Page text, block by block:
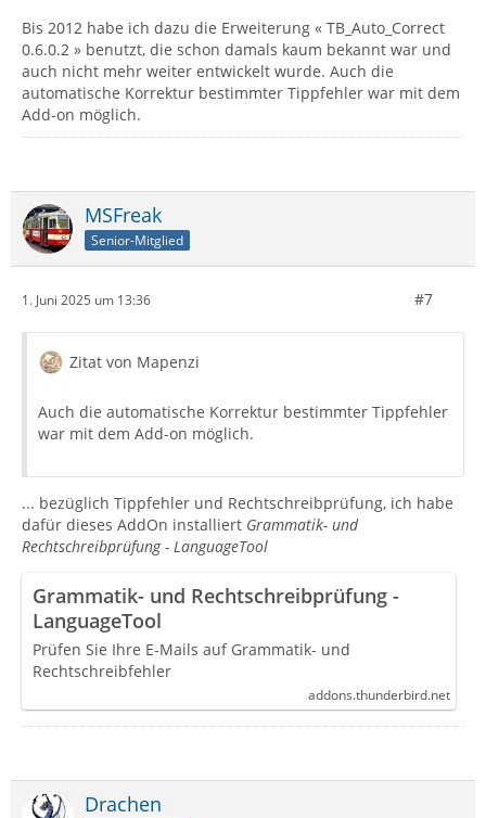
Bis 2012 habe ich dazu die Erweiterung « TB_Auto_Correct
0.6.0.2 » benutzt, die schon damals kaum bekannt war und
auch nicht mehr weiter entwickelt wurde. Auch die
automatische Korrektur bestimmter Tippfehler war mit dem
Add-on möglich.
MSFreak
Senior-Mitglied
1. Juni 2025 um 13:36 #7
Zitat von Mapenzi
Auch die automatische Korrektur bestimmter Tippfehler
war mit dem Add-on möglich.
... bezüglich Tippfehler und Rechtschreibprüfung, ich habe
dafür dieses AddOn installiert Grammatik- und
Rechtschreibprüfung - LanguageTool
Grammatik- und Rechtschreibprüfung -
LanguageTool
Prüfen Sie Ihre E-Mails auf Grammatik- und
Rechtschreibfehler
addons.thunderbird.net
Drachen